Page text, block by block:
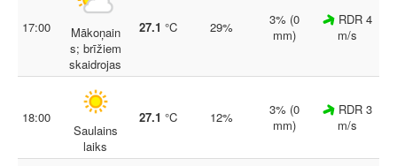
17:00
Mākoņain
s; brīžiem
skaidrojas
27.1 °C 29%
3% (0
mm)
RDR 4
m/s
18:00
Saulains
laiks
27.1 °C 12%
3% (0
mm)
RDR 3
m/s